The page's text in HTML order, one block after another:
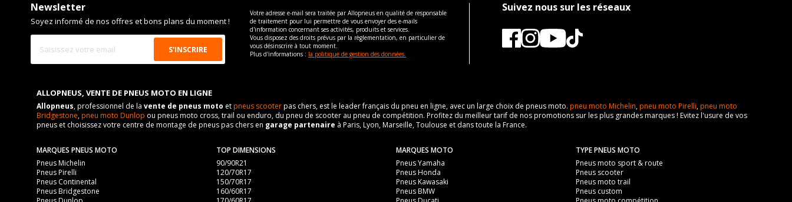
Newsletter
Soyez informé de nos offres et bons plans du moment !
Votre adresse e-mail sera traitée par Allopneus en qualité de responsable
de traitement pour lui permettre de vous envoyer des e-mails
d'information concernant ses activités, produits et services.
Vous disposez des droits prévus par la règlementation, en particulier de
vous désinscrire à tout moment.
Plus d'informations : la politique de gestion des données.
Suivez nous sur les réseaux
ALLOPNEUS, VENTE DE PNEUS MOTO EN LIGNE
Allopneus, professionnel de la vente de pneus moto etpneus scooterpas chers, est le leader français du pneu en ligne, avec un large choix de pneus moto. pneu moto Michelin,pneu moto Pirelli,pneu moto
Bridgestone,pneu moto Dunlop ou pneus moto cross, trail ou enduro, du pneu de scooter au pneu de compétition. Profitez du meilleur tarif de nos promotions sur les plus grandes marques ! Evitez l'usure de vos
pneus et choisissez votre centre de montage de pneus pas chers en garage partenaire à Paris, Lyon, Marseille, Toulouse et dans toute la France.
MARQUES PNEUS MOTO
Pneus Michelin
Pneus Pirelli
Pneus Continental
Pneus Bridgestone
TOP DIMENSIONS
90/90R21
120/70R17
150/70R17
160/60R17
MARQUES MOTO
Pneus Yamaha
Pneus Honda
Pneus Kawasaki
Pneus BMW
TYPE PNEUS MOTO
Pneus moto sport & route
Pneus scooter
Pneus moto trail
Pneus custom